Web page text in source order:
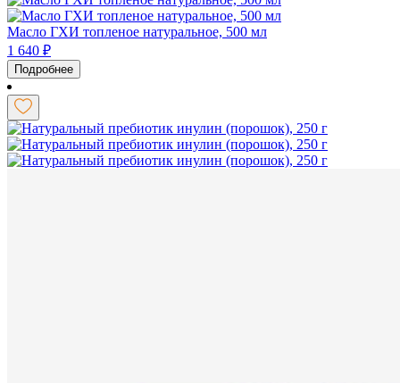
Масло ГХИ топленое натуральное, 500 мл
1 640 ₽
Подробнее